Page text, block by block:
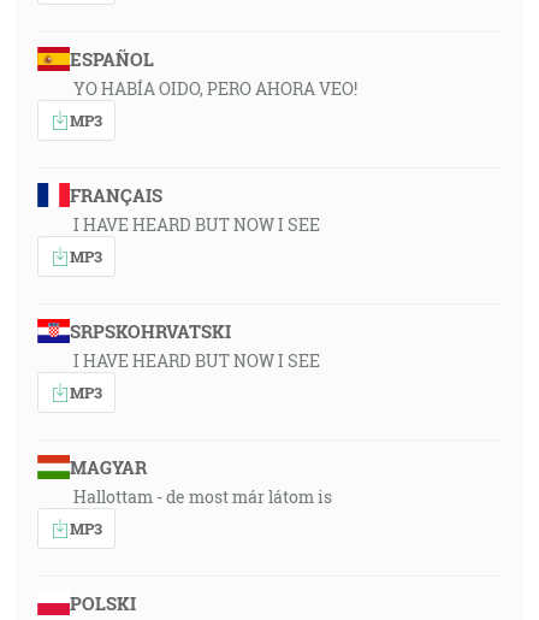
ESPAÑOL
YO HABÍA OIDO, PERO AHORA VEO!
MP3
FRANÇAIS
I HAVE HEARD BUT NOW I SEE
MP3
SRPSKOHRVATSKI
I HAVE HEARD BUT NOW I SEE
MP3
MAGYAR
Hallottam - de most már látom is
MP3
POLSKI